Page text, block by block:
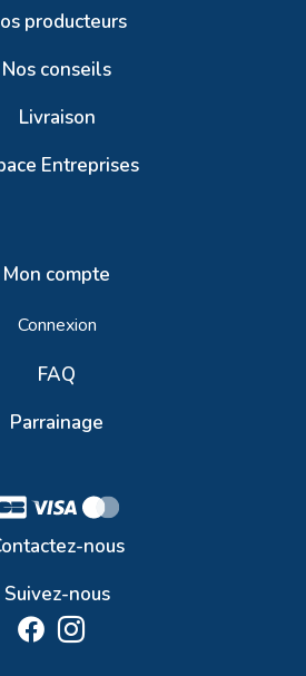
producteurs
Nos conseils
Livraison
Entreprises
Mon compte
Connexion
FAQ
Parrainage
nous
Suivez-nous